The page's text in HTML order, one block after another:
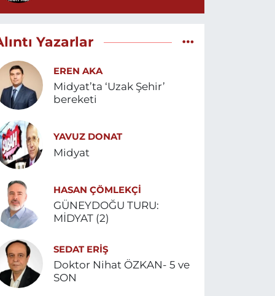
Yazarlar
EREN AKA
Midyat’ta ‘Uzak Şehir’
bereketi
YAVUZ DONAT
Midyat
HASAN ÇÖMLEKÇİ
GÜNEYDOĞU TURU:
MİDYAT (2)
SEDAT ERİŞ
Doktor Nihat ÖZKAN- 5 ve
SON